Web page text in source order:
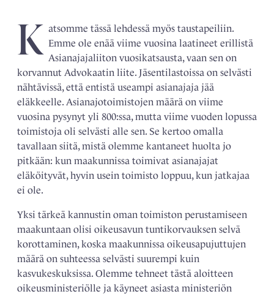
K atsomme tässä lehdessä myös taustapeiliin.
Emme ole enää viime vuosina laatineet erillistä
Asianajajaliiton vuosikatsausta, vaan sen on
korvannut Advokaatin liite. Jäsentilastoissa on selvästi
nähtävissä, että entistä useampi asianajaja jää
eläkkeelle. Asianajotoimistojen määrä on viime
vuosina pysynyt yli 800:ssa, mutta viime vuoden lopussa
toimistoja oli selvästi alle sen. Se kertoo omalla
tavallaan siitä, mistä olemme kantaneet huolta jo
pitkään: kun maakunnissa toimivat asianajajat
eläköityvät, hyvin usein toimisto loppuu, kun jatkajaa
ei ole.
Yksi tärkeä kannustin oman toimiston perustamiseen
maakuntaan olisi oikeusavun tuntikorvauksen selvä
korottaminen, koska maakunnissa oikeusapujuttujen
määrä on suhteessa selvästi suurempi kuin
kasvukeskuksissa. Olemme tehneet tästä aloitteen
oikeusministeriölle ja käyneet asiasta ministeriön